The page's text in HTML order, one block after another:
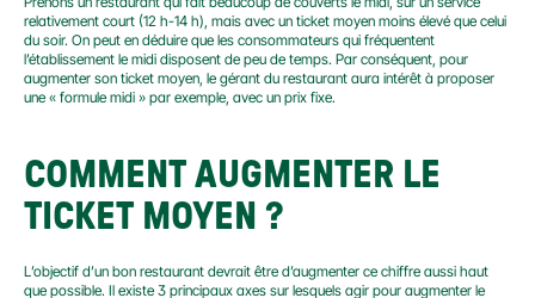
relativement court (12 h-14 h), mais avec un ticket moyen moins élevé que celui
du soir. On peut en déduire que les consommateurs qui fréquentent
l’établissement le midi disposent de peu de temps. Par conséquent, pour
augmenter son ticket moyen, le gérant du restaurant aura intérêt à proposer
une « formule midi » par exemple, avec un prix fixe.
COMMENT AUGMENTER LE
TICKET MOYEN ?
L’objectif d’un bon restaurant devrait être d’augmenter ce chiffre aussi haut
que possible. Il existe 3 principaux axes sur lesquels agir pour augmenter le